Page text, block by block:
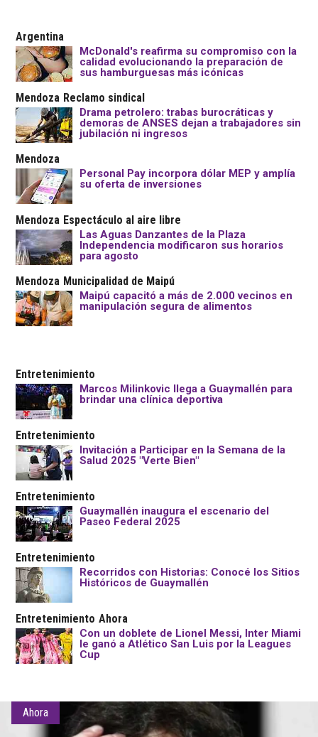
Argentina
McDonald's reafirma su compromiso con la
calidad evolucionando la preparación de
sus hamburguesas más icónicas
Mendoza Reclamo sindical
Drama petrolero: trabas burocráticas y
demoras de ANSES dejan a trabajadores sin
jubilación ni ingresos
Mendoza
Personal Pay incorpora dólar MEP y amplía
su oferta de inversiones
Mendoza Espectáculo al aire libre
Las Aguas Danzantes de la Plaza
Independencia modificaron sus horarios
para agosto
Mendoza Municipalidad de Maipú
Maipú capacitó a más de 2.000 vecinos en
manipulación segura de alimentos
Entretenimiento
Marcos Milinkovic llega a Guaymallén para
brindar una clínica deportiva
Entretenimiento
Invitación a Participar en la Semana de la
Salud 2025 "Verte Bien"
Entretenimiento
Guaymallén inaugura el escenario del
Paseo Federal 2025
Entretenimiento
Recorridos con Historias: Conocé los Sitios
Históricos de Guaymallén
Entretenimiento Ahora
Con un doblete de Lionel Messi, Inter Miami
le ganó a Atlético San Luis por la Leagues
Cup
Ahora